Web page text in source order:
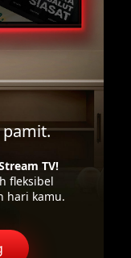
pamit.
TV!
fleksibel
hari kamu.